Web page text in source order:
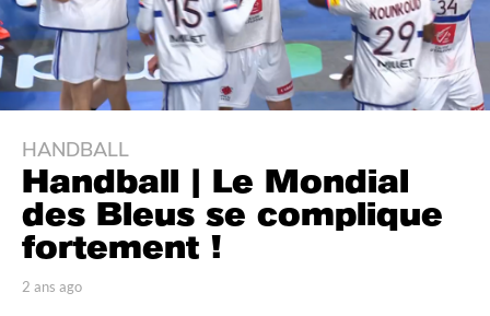
2
a
s
a
g
HANDBALL
Handball | Le Mondial
des Bleus se complique
fortement !
p
2 ans ago